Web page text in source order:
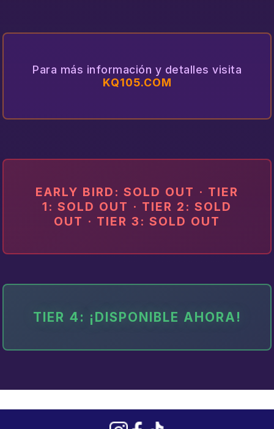
Para más información y detalles visita
KQ105.COM
EARLY BIRD: SOLD OUT · TIER
1: SOLD OUT · TIER 2: SOLD
OUT · TIER 3: SOLD OUT
TIER 4: ¡DISPONIBLE AHORA!